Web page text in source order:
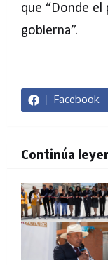
que “Donde el
gobierna”.
Facebook
Continúa